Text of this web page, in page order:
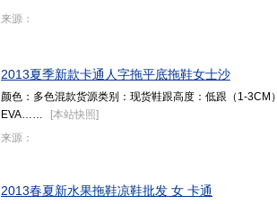
来源：
2013夏季新款卡通人字拖平底拖鞋女士沙
颜色：多色混款货源类别：现货鞋跟高度：低跟（1-3CM
EVA……
[本站快照]
来源：
2013春夏新水果拖鞋凉鞋批发 女 卡通